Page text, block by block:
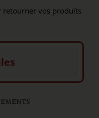
retourner vos produits